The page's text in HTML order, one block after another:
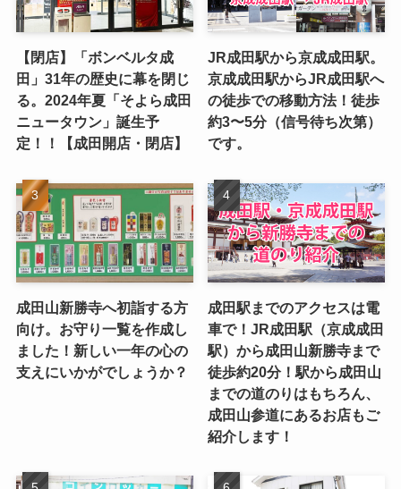
【閉店】「ボンベルタ成
田」31年の歴史に幕を閉じ
る。2024年夏「そよら成田
ニュータウン」誕生予
定！！【成田開店・閉店】
JR成田駅から京成成田駅。
京成成田駅からJR成田駅へ
の徒歩での移動方法！徒歩
約3〜5分（信号待ち次第）
です。
成田山新勝寺へ初詣する方
向け。お守り一覧を作成し
ました！新しい一年の心の
支えにいかがでしょうか？
成田駅までのアクセスは電
車で！JR成田駅（京成成田
駅）から成田山新勝寺まで
徒歩約20分！駅から成田山
までの道のりはもちろん、
成田山参道にあるお店もご
紹介します！